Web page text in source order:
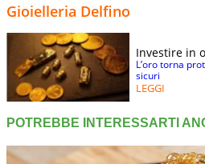
Gioielleria Delfino
Investire in
L’oro torna
sicuri
LEGGI